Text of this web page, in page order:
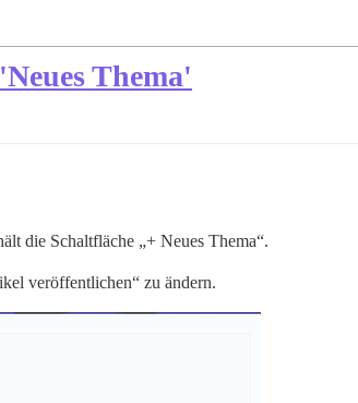
Thema'
die Schaltfläche „+ Neues Thema“.
veröffentlichen“ zu ändern.